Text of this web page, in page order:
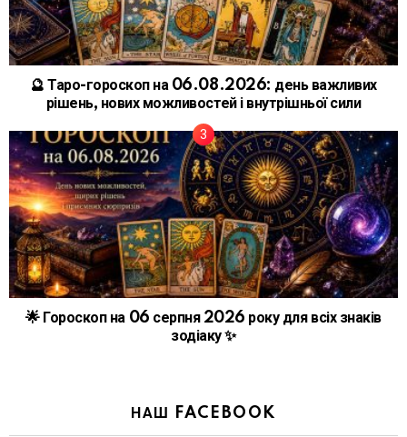
🔮 Таро-гороскоп на 06.08.2026: день важливих
рішень, нових можливостей і внутрішньої сили
🌟 Гороскоп на 06 серпня 2026 року для всіх знаків
зодіаку ✨
НАШ FACEBOOK